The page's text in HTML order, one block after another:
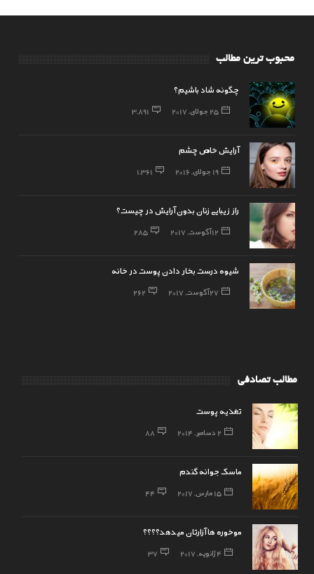
محبوب ترین مطالب
چگونه شاد باشیم؟
25 جولای, 2017 3,891
آرایش خاص چشم
19 جولای, 2016 1,361
راز زیبایی زنان بدون آرایش در چیست؟
12 آگوست, 2017 285
شیوه درست بخار دادن پوست در خانه
27 آگوست, 2017 262
مطالب تصادفی
تغذیه پوست
2 دسامبر, 2014 88
ماسک جوانه گندم
15 مارس, 2017 44
موخوره ها آزارتان میدهد؟؟؟؟
4 ژانویه, 2017 37